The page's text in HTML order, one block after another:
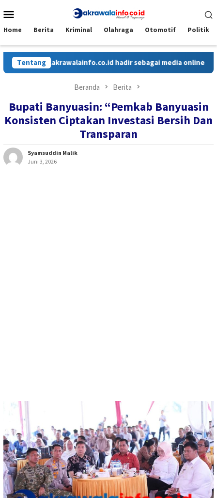
ke
Mobile
Home Berita Kriminal Olahraga Otomotif Politik
Tentang
Cakrawalainfo.co.id hadir sebagai media online yang
Beranda Berita
Bupati Banyuasin: “Pemkab Banyuasin
Konsisten Ciptakan Investasi Bersih Dan
Transparan
Syamsuddin Malik
Juni 3, 2026